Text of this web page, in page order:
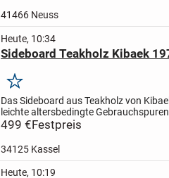
41466 Neuss
Heute, 10:34
Sideboard Teakholz Kibaek
Merken
Das Sideboard aus Teakholz von
leichte altersbedingte
Tiefe: 48cmHöhe: 74cm
499 €Festpreis
34125 Kassel
Heute, 10:19